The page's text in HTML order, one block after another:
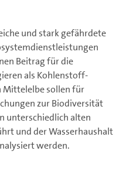
und stark gefährdete
Beitrag für die
als Kohlenstoff-
Mittelelbe sollen für
zur Biodiversität
unterschiedlich alten
und der Wasserhaushalt
werden.